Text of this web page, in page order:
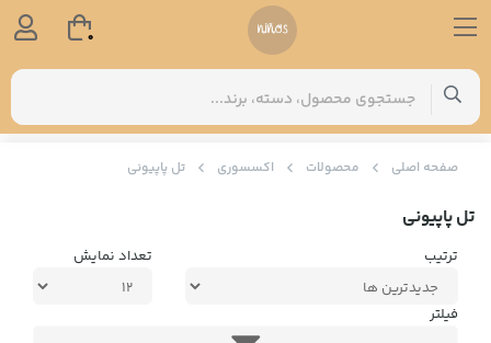
صفحه اصلی محصولات اکسسوری تل پاپیونی
تل پاپیونی
ترتیب تعداد نمایش
فیلتر
0